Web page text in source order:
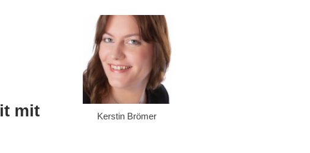
mit
Kerstin Brömer